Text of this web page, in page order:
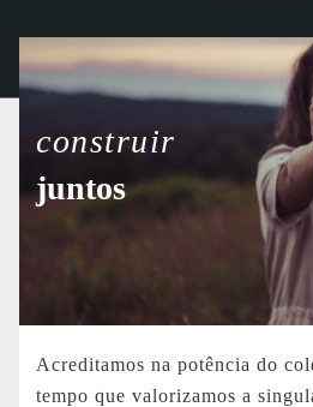
construir
juntos
Acreditamos na potência do
tempo que valorizamos a